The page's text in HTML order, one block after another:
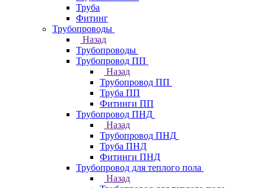
Труба
Фитинг
Трубопроводы
Назад
Трубопроводы
Трубопровод ПП
Назад
Трубопровод ПП
Труба ПП
Фитинги ПП
Трубопровод ПНД
Назад
Трубопровод ПНД
Труба ПНД
Фитинги ПНД
Трубопровод для теплого пола
Назад